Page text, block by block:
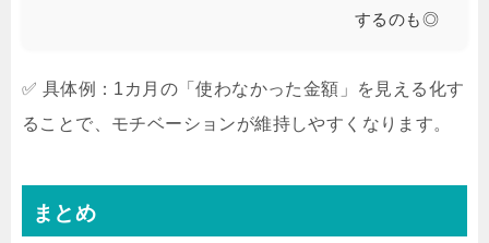
するのも◎
✅ 具体例：1カ月の「使わなかった金額」を見える化す
ることで、モチベーションが維持しやすくなります。
まとめ